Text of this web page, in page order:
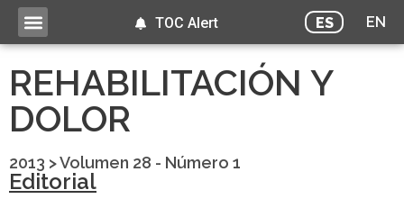
ES EN
TOC Alert
REHABILITACIÓN Y
DOLOR
2013 >Volumen 28 - Número 1
Editorial